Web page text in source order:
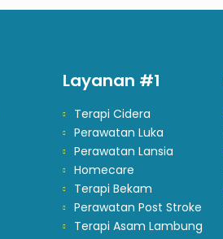
Layanan #1
Terapi Cidera
Perawatan Luka
Perawatan Lansia
Homecare
Terapi Bekam
Perawatan Post Stroke
Terapi Asam Lambung